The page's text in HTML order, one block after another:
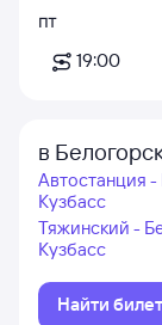
пт
19:00
в
Автостанция -
Кузбасс
Тяжинский -
Кузбасс
Найти